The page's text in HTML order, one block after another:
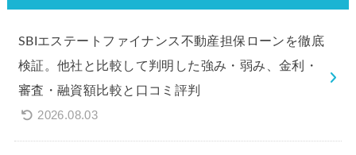
SBIエステートファイナンス不動産担保ローンを徹底
検証。他社と比較して判明した強み・弱み、金利・
審査・融資額比較と口コミ評判
2026.08.03